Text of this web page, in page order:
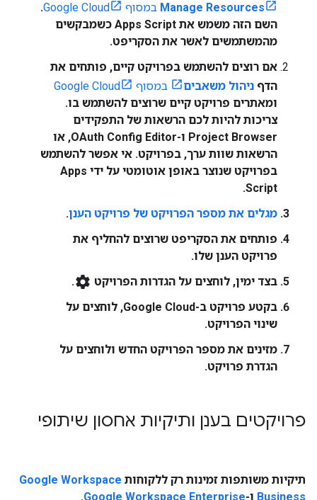
Manage Resources במסוף Google Cloud
.
השם הזה משמש את Apps Script כשמבקשים
מהמשתמשים לאשר את הסקריפט.
אם רוצים להשתמש בפרויקט קיים, פותחים את
הדף ניהול משאבים
במסוף Google Cloud
ומאתרים פרויקט קיים שרוצים להשתמש בו.
צריכות להיות לכם הרשאות של התפקידים
Project Browser ו-OAuth Config Editor, או
הרשאות שוות ערך, בפרויקט. אי אפשר להשתמש
בפרויקט שנוצר באופן אוטומטי על ידי Apps
Script.
מגלים את מספר הפרויקט של פרויקט הענן.
פותחים את הסקריפט שרוצים להחליף את
פרויקט הענן שלו.
בצד ימין, לוחצים על הגדרות הפרויקט settings
.
בקטע פרויקט ב-Google Cloud
, לוחצים על
שינוי הפרויקט.
מזינים את מספר הפרויקט החדש ולוחצים על
הגדרת פרויקט.
פרויקטים בענן ותיקיות אחסון שיתופי
תיקיות משותפות זמינות רק ללקוחות Google Workspace
Business ו-Google Workspace Enterprise
.